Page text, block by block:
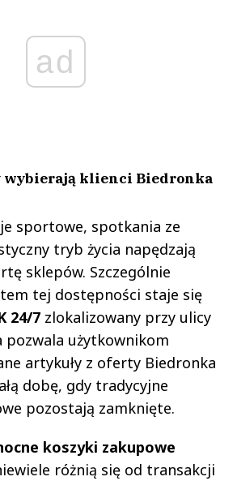
ad
klienci Biedronka
sportowe, spotkania ze
tryb życia napędzają
sklepów. Szczególnie
tej dostępności staje się
24/7 zlokalizowany przy ulicy
pozwala użytkownikom
artykuły z oferty Biedronka
dobę, gdy tradycyjne
pozostają zamknięte.
koszyki zakupowe
różnią się od transakcji